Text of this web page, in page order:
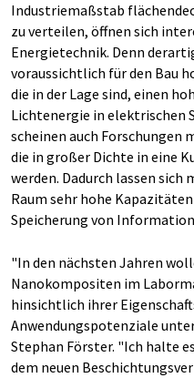
Industriemaßstab
zu verteilen, öffnen sich
Energietechnik. Denn
voraussichtlich für den Bau
die in der Lage sind, einen
Lichtenergie in elektrischen
scheinen auch
die in großer Dichte in eine
werden. Dadurch lassen
Raum sehr hohe
Speicherung von
"In den nächsten Jahren
Nanokompositen im
hinsichtlich ihrer
Anwendungspotenziale
Stephan Förster. "Ich halte
dem neuen